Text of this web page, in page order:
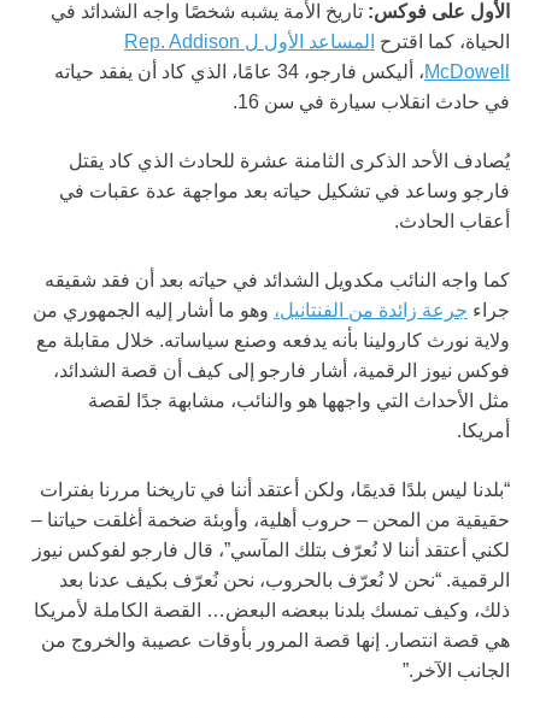
الأول على فوكس: تاريخ الأمة يشبه شخصًا واجه الشدائد في
الحياة، كما اقترح
المساعد الأول ل Rep. Addison
McDowell
، أليكس فارجو، 34 عامًا، الذي كاد أن يفقد حياته
في حادث انقلاب سيارة في سن 16.
يُصادف الأحد الذكرى الثامنة عشرة للحادث الذي كاد يقتل
فارجو وساعد في تشكيل حياته بعد مواجهة عدة عقبات في
أعقاب الحادث.
كما واجه النائب مكدويل الشدائد في حياته بعد أن فقد شقيقه
جراء جرعة زائدة من الفنتانيل، وهو ما أشار إليه الجمهوري من
ولاية نورث كارولينا بأنه يدفعه وصنع سياساته. خلال مقابلة مع
فوكس نيوز الرقمية، أشار فارجو إلى كيف أن قصة الشدائد،
مثل الأحداث التي واجهها هو والنائب، مشابهة جدًا لقصة
أمريكا.
“بلدنا ليس بلدًا قديمًا، ولكن أعتقد أننا في تاريخنا مررنا بفترات
حقيقية من المحن – حروب أهلية، وأوبئة ضخمة أغلقت حياتنا –
لكني أعتقد أننا لا نُعرّف بتلك المآسي”، قال فارجو لفوكس نيوز
الرقمية. “نحن لا نُعرّف بالحروب، نحن نُعرّف بكيف عدنا بعد
ذلك، وكيف تمسك بلدنا ببعضه البعض… القصة الكاملة لأمريكا
هي قصة انتصار. إنها قصة المرور بأوقات عصيبة والخروج من
الجانب الآخر.”